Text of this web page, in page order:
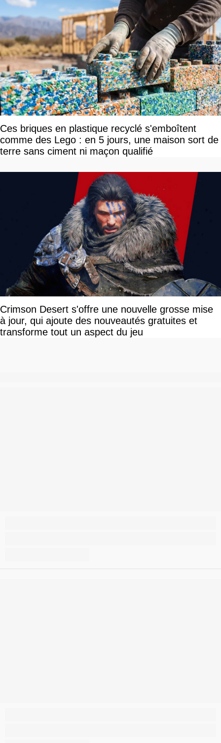
Ces briques en plastique recyclé s'emboîtent
comme des Lego : en 5 jours, une maison sort de
terre sans ciment ni maçon qualifié
Crimson Desert s'offre une nouvelle grosse mise
à jour, qui ajoute des nouveautés gratuites et
transforme tout un aspect du jeu